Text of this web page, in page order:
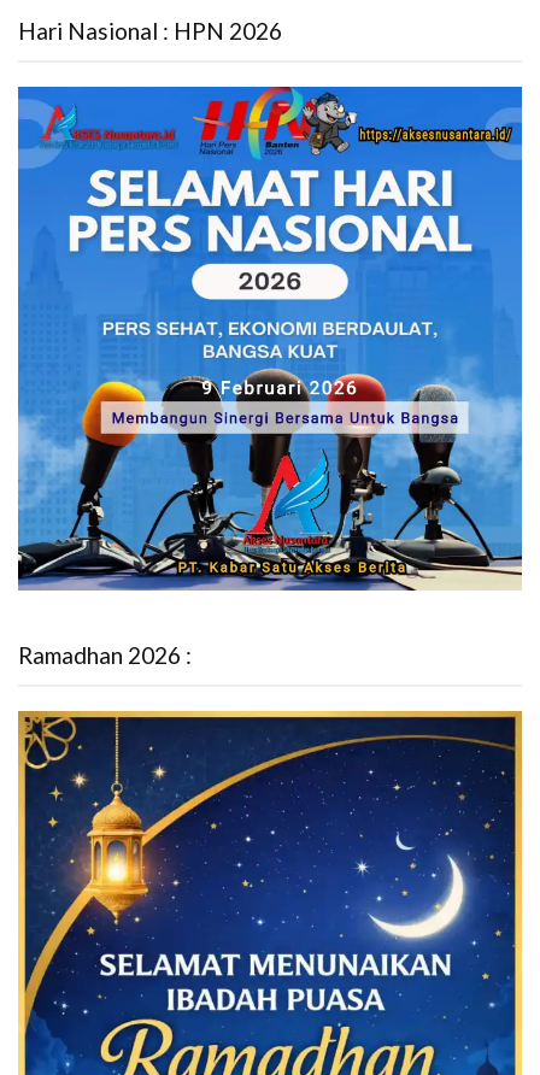
Hari Nasional : HPN 2026
Ramadhan 2026 :